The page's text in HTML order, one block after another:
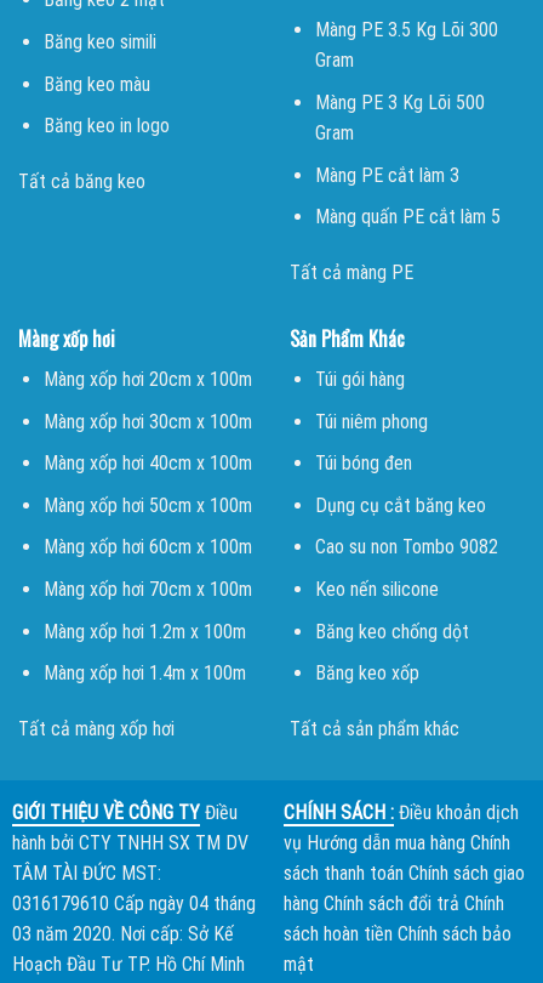
Băng keo simili
Băng keo màu
Băng keo in logo
Tất cả băng keo
Màng PE 3.5 Kg Lõi 300
Gram
Màng PE 3 Kg Lõi 500
Gram
Màng PE cắt làm 3
Màng quấn PE cắt làm 5
Tất cả màng PE
Màng xốp hơi
Màng xốp hơi 20cm x 100m
Màng xốp hơi 30cm x 100m
Màng xốp hơi 40cm x 100m
Màng xốp hơi 50cm x 100m
Màng xốp hơi 60cm x 100m
Màng xốp hơi 70cm x 100m
Màng xốp hơi 1.2m x 100m
Màng xốp hơi 1.4m x 100m
Tất cả màng xốp hơi
Sản Phẩm Khác
Túi gói hàng
Túi niêm phong
Túi bóng đen
Dụng cụ cắt băng keo
Cao su non Tombo 9082
Keo nến silicone
Băng keo chống dột
Băng keo xốp
Tất cả sản phẩm khác
GIỚI THIỆU VỀ CÔNG TYĐiều
hành bởi CTY TNHH SX TM DV
TÂM TÀI ĐỨC MST:
0316179610 Cấp ngày 04 tháng
03 năm 2020. Nơi cấp: Sở Kế
Hoạch Đầu Tư TP. Hồ Chí Minh
CHÍNH SÁCH : Điều khoản dịch
vụ Hướng dẫn mua hàng Chính
sách thanh toán Chính sách giao
hàng Chính sách đổi trả Chính
sách hoàn tiền Chính sách bảo
mật